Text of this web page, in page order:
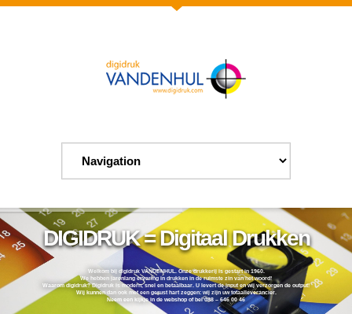
Welkom bij digidruk VANDENHUL. Onze drukkerij is gestart in 1960.
We hebben jarenlang ervaring in drukken in de ruimste zin van het woord!
Waarom digidruk? Digidruk is modern, snel en betaalbaar. U levert de input en wij verzorgen de output!
Wij kunnen dan ook met een gerust hart zeggen: wij zijn uw totaalleverancier.
Neem een kijkje in de webshop of bel 088 – 646 00 46
DIGIDRUK = Digitaal Drukken